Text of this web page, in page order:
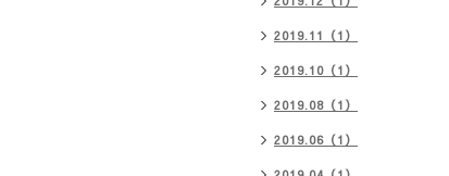
2019.11（1）
2019.10（1）
2019.08（1）
2019.06（1）